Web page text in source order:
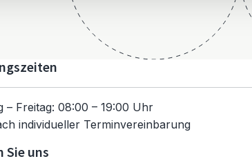
– Freitag: 08:00 – 19:00 Uhr
individueller Terminvereinbarung
Sie uns